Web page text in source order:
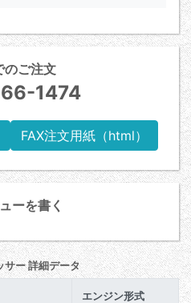
のご注文
1474
FAX注文用紙（html）
ーを書く
サー 詳細データ
エンジン形式